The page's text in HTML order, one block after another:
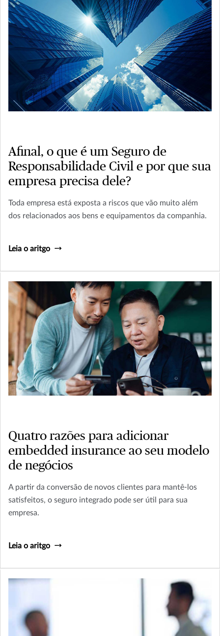
Afinal, o que é um Seguro de
Responsabilidade Civil e por que sua
empresa precisa dele?
Toda empresa está exposta a riscos que vão muito além
dos relacionados aos bens e equipamentos da companhia.
Leia o aritgo
Quatro razões para adicionar
embedded insurance ao seu modelo
de negócios
A partir da conversão de novos clientes para mantê-los
satisfeitos, o seguro integrado pode ser útil para sua
empresa.
Leia o aritgo